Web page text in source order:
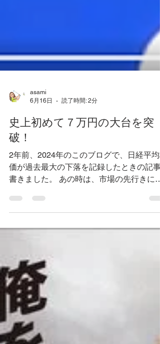
asami
6月16日
読了時間: 2分
史上初めて７万円の大台を突
破！
2年前、2024年のこのブログで、日経平均
価が過去最大の下落を記録したときの記事
ってしまうのか」と感じた方も多かったの
した。 当時の急落を思い返すと、まさに隔
世の感があります。 為替市場では、1ドル
160円台前半で推移しており、円安基調も
いています。 こうした環境のなかで、日本
株に対する強気ムードが改めて広がってい
印象です。 今回の上昇の背景には、アメリ
カとイランの戦闘終結に向けた合意が伝わ